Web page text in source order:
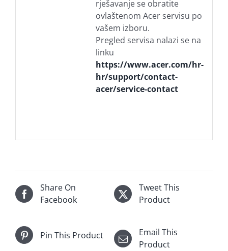
rješavanje se obratite
ovlaštenom Acer servisu po
vašem izboru.
Pregled servisa nalazi se na
linku
https://www.acer.com/hr-
hr/support/contact-
acer/service-contact
Share On
Facebook
Tweet This
Product
Pin This Product
Email This
Product